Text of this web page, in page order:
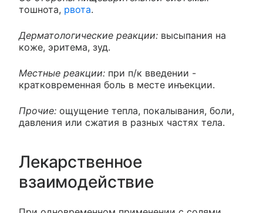
тошнота, рвота.
Дерматологические реакции: высыпания на
коже, эритема, зуд.
Местные реакции: при п/к введении -
кратковременная боль в месте инъекции.
Прочие: ощущение тепла, покалывания, боли,
давления или сжатия в разных частях тела.
Лекарственное
взаимодействие